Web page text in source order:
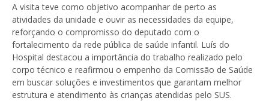
A visita teve como objetivo acompanhar de perto as
atividades da unidade e ouvir as necessidades da equipe,
reforçando o compromisso do deputado com o
fortalecimento da rede pública de saúde infantil. Luís do
Hospital destacou a importância do trabalho realizado pelo
corpo técnico e reafirmou o empenho da Comissão de Saúde
em buscar soluções e investimentos que garantam melhor
estrutura e atendimento às crianças atendidas pelo SUS.